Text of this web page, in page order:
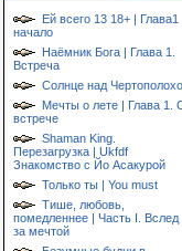
Ей всего 13 18+ | Глава1
начало
Наёмник Бога | Глава 1.
Встреча
Солнце над
Мечты о лете | Глава 1.
встрече
Shaman King.
Перезагрузка | Ukfdf
Знакомство с Йо Асакурой
Только ты | You must
Тише, любовь,
помедленнее | Часть I. Вслед
за мечтой